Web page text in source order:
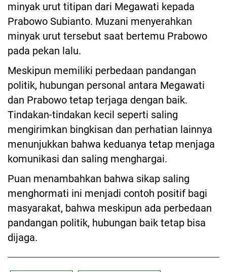
minyak urut titipan dari Megawati kepada
Prabowo Subianto. Muzani menyerahkan
minyak urut tersebut saat bertemu Prabowo
pada pekan lalu.
Meskipun memiliki perbedaan pandangan
politik, hubungan personal antara Megawati
dan Prabowo tetap terjaga dengan baik.
Tindakan-tindakan kecil seperti saling
mengirimkan bingkisan dan perhatian lainnya
menunjukkan bahwa keduanya tetap menjaga
komunikasi dan saling menghargai.
Puan menambahkan bahwa sikap saling
menghormati ini menjadi contoh positif bagi
masyarakat, bahwa meskipun ada perbedaan
pandangan politik, hubungan baik tetap bisa
dijaga.